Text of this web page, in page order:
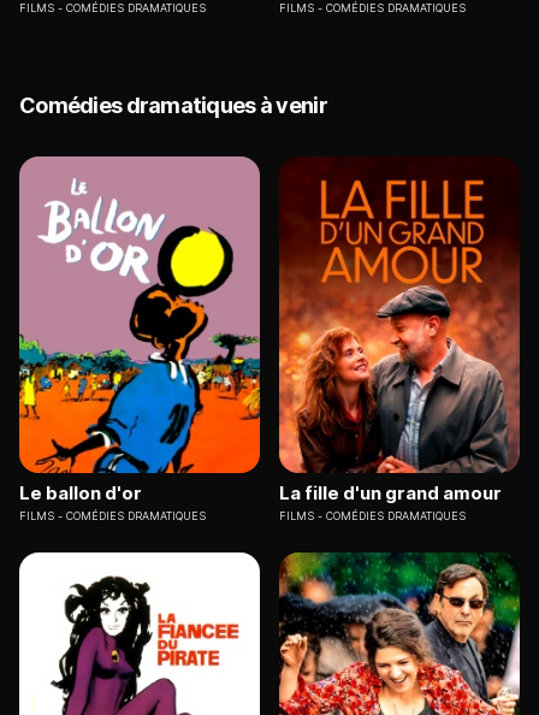
FILMS COMÉDIES DRAMATIQUES FILMS COMÉDIES DRAMATIQUES
Comédies dramatiques à venir
Le ballon d'or
FILMS COMÉDIES DRAMATIQUES
La fille d'un grand amour
FILMS COMÉDIES DRAMATIQUES